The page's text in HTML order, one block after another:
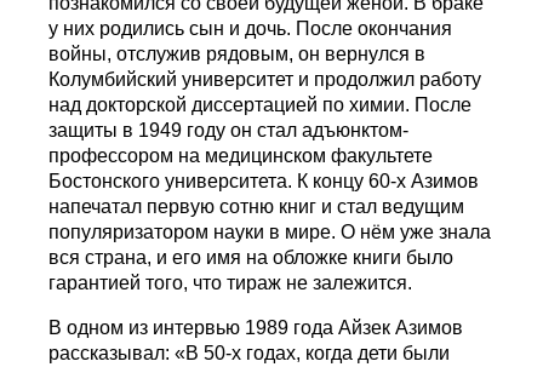
у них родились сын и дочь. После окончания
войны, отслужив рядовым, он вернулся в
Колумбийский университет и продолжил работу
над докторской диссертацией по химии. После
защиты в 1949 году он стал адъюнктом-
профессором на медицинском факультете
Бостонского университета. К концу 60-х Азимов
напечатал первую сотню книг и стал ведущим
популяризатором науки в мире. О нём уже знала
вся страна, и его имя на обложке книги было
гарантией того, что тираж не залежится.
В одном из интервью 1989 года Айзек Азимов
рассказывал: «В 50-х годах, когда дети были